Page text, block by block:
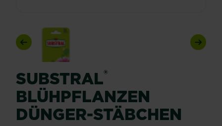
Previous Next
SUBSTRAL®
BLÜHPFLANZEN
DÜNGER-STÄBCHEN